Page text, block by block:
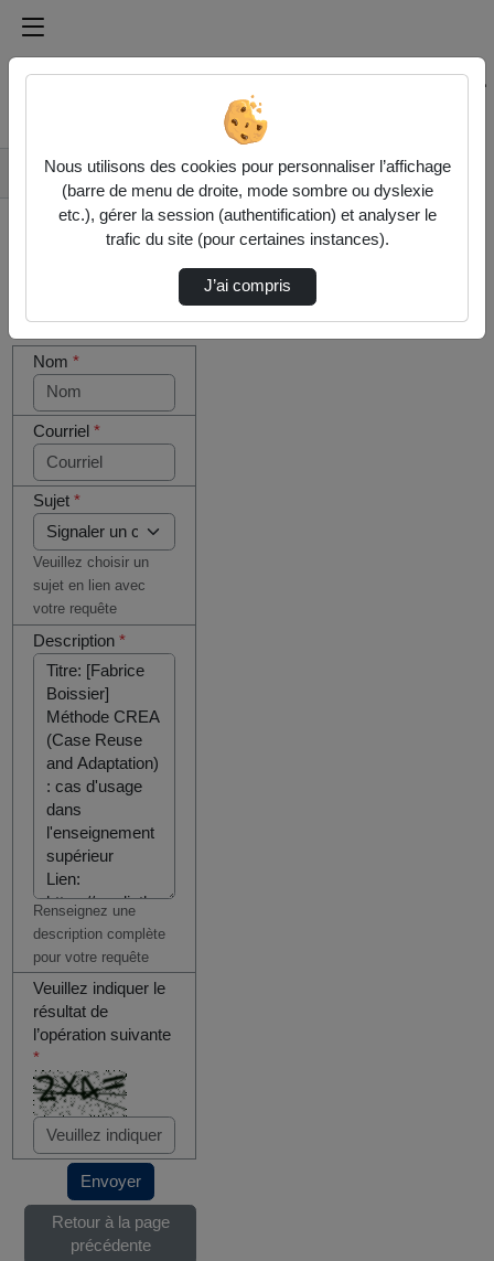
Médiathèque de l'université Paris
Rechercher un média sur Médiathèque de l'université
Accueil
Contactez nous
Votre message
Nom*
Courriel*
Sujet*
Veuillez choisir un
sujet en lien avec
votre requête
Description*
Renseignez une
description complète
pour votre requête
Veuillez indiquer le
résultat de
l’opération suivante
*
cette case
si vous
êtes un
humain en
métal
(obligatoire)
Envoyer
Retour à la page
précédente
Nous utilisons des cookies pour personnaliser l’affichage
(barre de menu de droite, mode sombre ou dyslexie
etc.), gérer la session (authentification) et analyser le
trafic du site (pour certaines instances).
J’ai compris